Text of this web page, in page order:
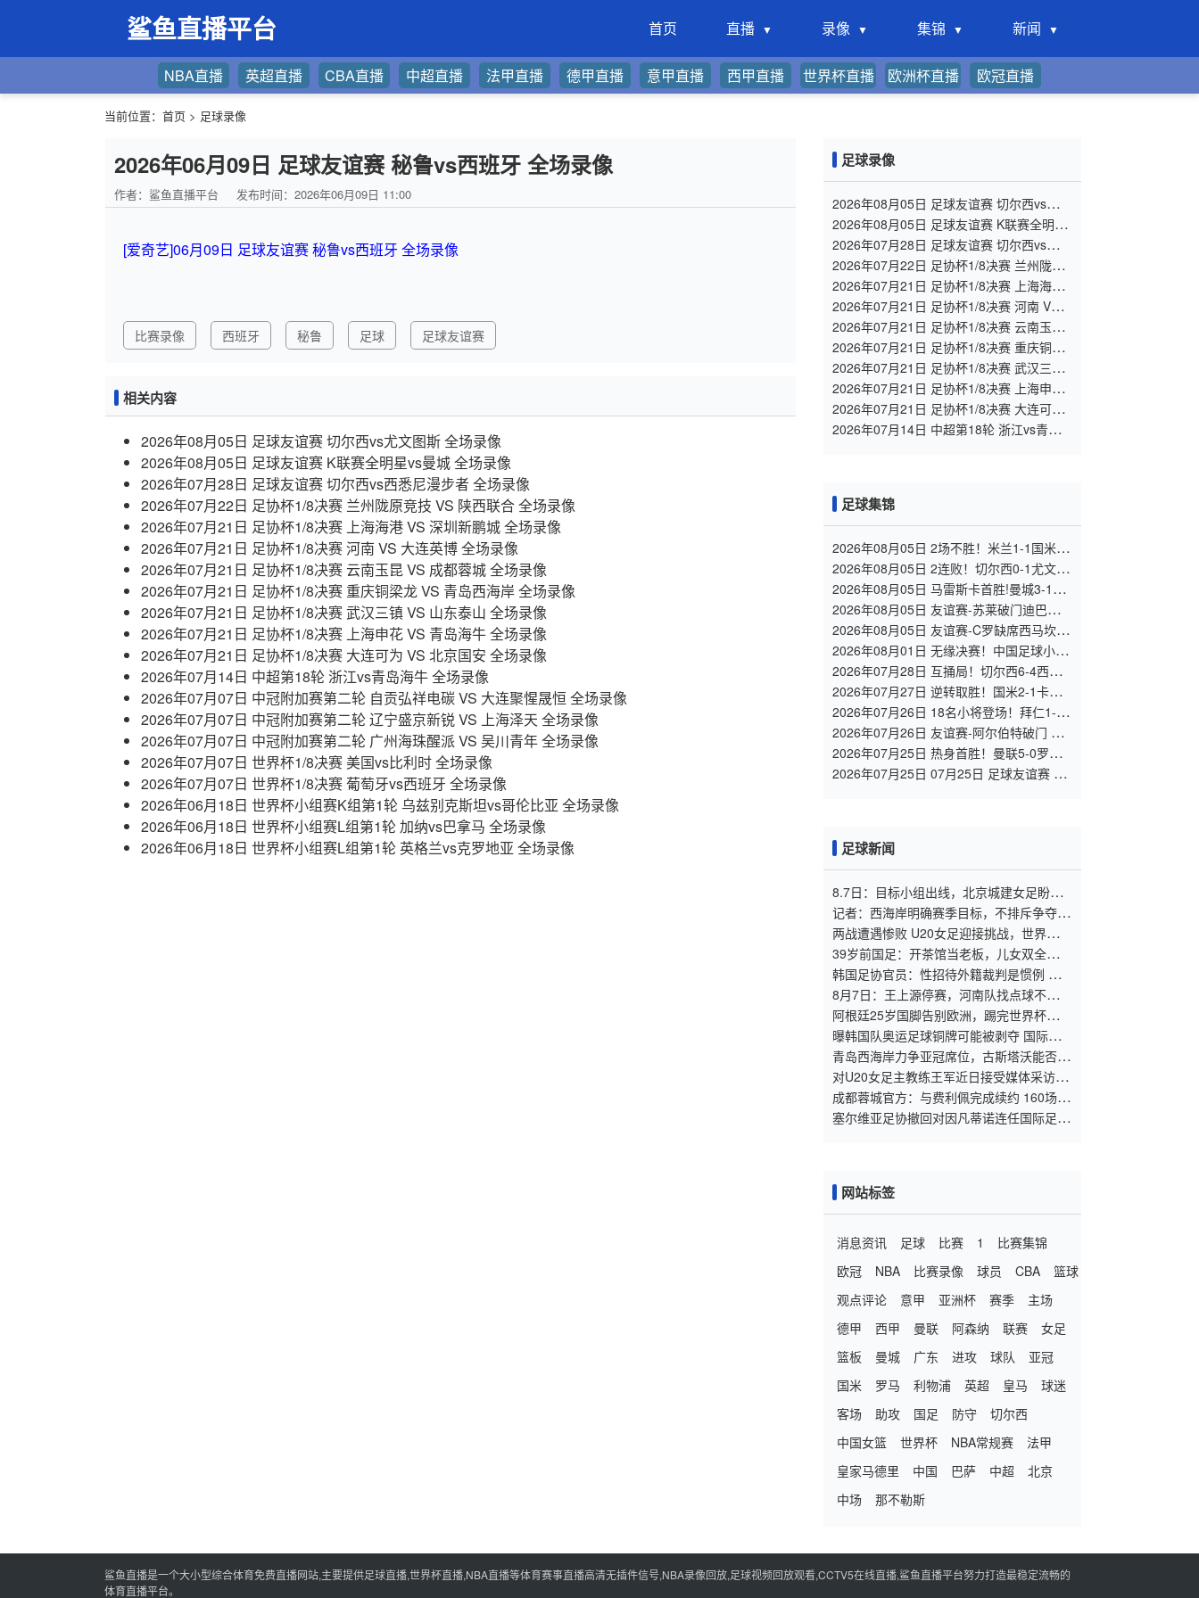
鲨鱼直播平台 首页 直播 录像 集锦 新闻
NBA直播 英超直播 CBA直播 中超直播 法甲直播 德甲直播 意甲直播 西甲直播 世界杯直播 欧洲杯直播 欧冠直播
当前位置： 首页 > 足球录像
2026年06月09日 足球友谊赛 秘鲁vs西班牙 全场录像
作者：鲨鱼直播平台 发布时间：2026年06月09日 11:00
[爱奇艺]06月09日 足球友谊赛 秘鲁vs西班牙 全场录像
比赛录像 西班牙 秘鲁 足球 足球友谊赛
相关内容
2026年08月05日 足球友谊赛 切尔西vs尤文图斯 全场录像
2026年08月05日 足球友谊赛 K联赛全明星vs曼城 全场录像
2026年07月28日 足球友谊赛 切尔西vs西悉尼漫步者 全场录像
2026年07月22日 足协杯1/8决赛 兰州陇原竞技 VS 陕西联合 全场录像
2026年07月21日 足协杯1/8决赛 上海海港 VS 深圳新鹏城 全场录像
2026年07月21日 足协杯1/8决赛 河南 VS 大连英博 全场录像
2026年07月21日 足协杯1/8决赛 云南玉昆 VS 成都蓉城 全场录像
2026年07月21日 足协杯1/8决赛 重庆铜梁龙 VS 青岛西海岸 全场录像
2026年07月21日 足协杯1/8决赛 武汉三镇 VS 山东泰山 全场录像
2026年07月21日 足协杯1/8决赛 上海申花 VS 青岛海牛 全场录像
2026年07月21日 足协杯1/8决赛 大连可为 VS 北京国安 全场录像
2026年07月14日 中超第18轮 浙江vs青岛海牛 全场录像
2026年07月07日 中冠附加赛第二轮 自贡弘祥电碳 VS 大连聚惺晟恒 全场录像
2026年07月07日 中冠附加赛第二轮 辽宁盛京新锐 VS 上海泽天 全场录像
2026年07月07日 中冠附加赛第二轮 广州海珠醒派 VS 吴川青年 全场录像
2026年07月07日 世界杯1/8决赛 美国vs比利时 全场录像
2026年07月07日 世界杯1/8决赛 葡萄牙vs西班牙 全场录像
2026年06月18日 世界杯小组赛K组第1轮 乌兹别克斯坦vs哥伦比亚 全场录像
2026年06月18日 世界杯小组赛L组第1轮 加纳vs巴拿马 全场录像
2026年06月18日 世界杯小组赛L组第1轮 英格兰vs克罗地亚 全场录像
足球录像
2026年08月05日 足球友谊赛 切尔西vs尤文
图斯 全场录像
2026年08月05日 足球友谊赛 K联赛全明星
vs曼城 全场录像
2026年07月28日 足球友谊赛 切尔西vs西悉
尼漫步者 全场录像
2026年07月22日 足协杯1/8决赛 兰州陇原
竞技 VS 陕西联合 全场录像
2026年07月21日 足协杯1/8决赛 上海海港
VS 深圳新鹏城 全场录像
2026年07月21日 足协杯1/8决赛 河南 VS
大连英博 全场录像
2026年07月21日 足协杯1/8决赛 云南玉昆
VS 成都蓉城 全场录像
2026年07月21日 足协杯1/8决赛 重庆铜梁
龙 VS 青岛西海岸 全场录像
2026年07月21日 足协杯1/8决赛 武汉三镇
VS 山东泰山 全场录像
2026年07月21日 足协杯1/8决赛 上海申花
VS 青岛海牛 全场录像
2026年07月21日 足协杯1/8决赛 大连可为
VS 北京国安 全场录像
2026年07月14日 中超第18轮 浙江vs青岛
足球集锦
2026年08月05日 2场不胜！米兰1-1国米 迪
马尔科破门 恩昆库造点+点射拉莫斯登场
2026年08月05日 2连败！切尔西0-1尤文 热
格罗瓦世界波制胜穆德里克时隔614天复出
2026年08月05日 马雷斯卡首胜!曼城3-1K
联赛全明星 赖因德斯努里破门塞梅尼奥助
2026年08月05日 友谊赛-苏莱破门迪巴拉助
攻 罗马4-1纽波特郡
2026年08月05日 友谊赛-C罗缺席西马坎送
点 胜利0-2不敌阿尔梅里亚
2026年08月01日 无缘决赛！中国足球小将
红队0-2亚洲明星联，后者决赛战杭州足管
2026年07月28日 互捅局！切尔西6-4西悉
尼漫步者 佩德罗替补3射1传阿隆索开门红
2026年07月27日 逆转取胜！国米2-1卡尔
斯鲁厄 迪乌夫绝杀+双响+世界波破门
2026年07月26日 18名小将登场！拜仁1-2
德丙球队韦恩 比朔夫点射乌尔赖希“下蛋”
2026年07月26日 友谊赛-阿尔伯特破门 多
特1-2遭杜塞尔多夫逆转
2026年07月25日 热身首胜！曼联5-0罗森
博格 齐尔克泽传射莱西德瓦尼阿玛斯破门
2026年07月25日 07月25日 足球友谊赛 罗
足球新闻
8.7日：目标小组出线，北京城建女足盼把
亚冠比赛带回北京
记者：西海岸明确赛季目标，不排斥争夺
2027
两战遭遇惨败 U20女足迎接挑战，世界杯出
线压力重重
39岁前国足：开茶馆当老板，儿女双全已财
富自由，妻子还是黄圣依朋友
韩国足协官员：性招待外籍裁判是惯例 这
样他们才能吹好哨
8月7日：王上源停赛，河南队找点球不灵
了，马拉尼昂不会射门，郑智剑指亚冠名额
阿根廷25岁国脚告别欧洲，踢完世界杯即转
会！正值巅峰回归阿超
曝韩国队奥运足球铜牌可能被剥夺 国际足
联处罚时效已过
青岛西海岸力争亚冠席位，古斯塔沃能否提
升表现？
对U20女足主教练王军近日接受媒体采访对
话的解读
成都蓉城官方：与费利佩完成续约 160场84
球队史最佳射手
塞尔维亚足协撤回对因凡蒂诺连任国际足联
网站标签
消息资讯 足球 比赛 1
比赛集锦
欧冠
NBA 比赛录像 球员 CBA
篮球
观点评论
意甲 亚洲杯 赛季
主场
德甲
西甲 曼联 阿森纳 联赛
女足
篮板
曼城 广东 进攻 球队
亚冠
国米
罗马 利物浦 英超 皇马
球迷
客场
助攻 国足 防守
切尔西
中国女篮
世界杯 NBA常规赛
法甲
皇家马德里
中国 巴萨 中超
北京
中场
那不勒斯
鲨鱼直播是一个大小型综合体育免费直播网站,主要提供足球直播,世界杯直播,NBA直播等体育赛事直播高清无插件信号,NBA录像回放,足球视频回放观看,CCTV5在线直播,鲨鱼直播平台努力打造最稳定流畅的
体育直播平台。